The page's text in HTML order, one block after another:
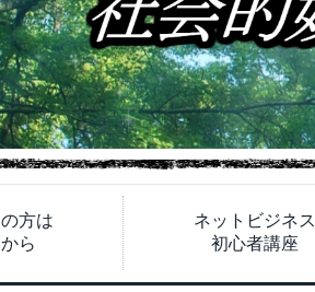
方は
ら
ネットビジネス
初心者講座